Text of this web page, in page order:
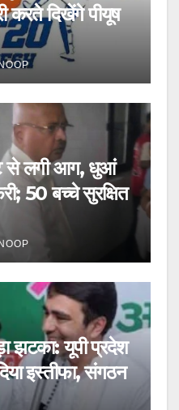
करते दिखेंगे पीयूष
से लगी आग, धुआं
50 बच्चे सुरक्षित
झटका: यूपी प्रदेश
इस्तीफा, संगठन